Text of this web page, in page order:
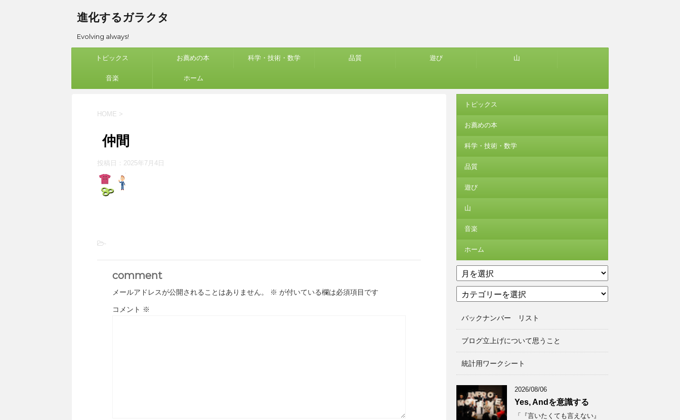
進化するガラクタ
Evolving always!
トピックス お薦めの本 科学・技術・数学 品質 遊び 山
音楽 ホーム
HOME >
仲間
投稿日： 2025年7月4日
-
comment
メールアドレスが公開されることはありません。 ※ が付いている欄は必須項目です
コメント ※
トピックス
お薦めの本
科学・技術・数学
品質
遊び
山
音楽
ホーム
ア
ー
イ
テ
リバックナンバー リスト
ブログ立上げについて思うこと
統計用ワークシート
2026/08/06
Yes, Andを意識する
「『言いたくても言えない』